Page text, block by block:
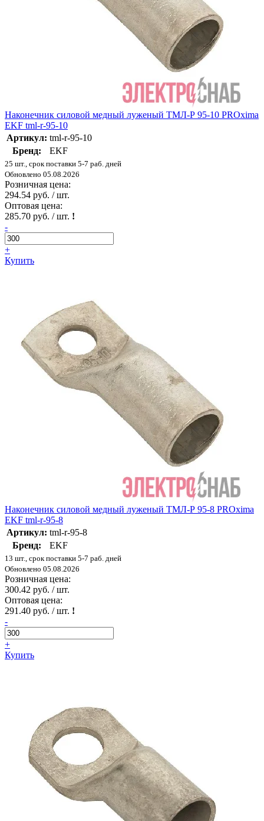
Наконечник силовой медный луженый ТМЛ-Р 95-10 PROxima
EKF tml-r-95-10
Артикул: tml-r-95-10
Бренд:
EKF
25 шт., срок поставки 5-7 раб. дней
Обновлено 05.08.2026
Розничная цена:
294.54 руб. / шт.
Оптовая цена:
285.70 руб. / шт. !
-
+
Купить
Наконечник силовой медный луженый ТМЛ-Р 95-8 PROxima
EKF tml-r-95-8
Артикул: tml-r-95-8
Бренд:
EKF
13 шт., срок поставки 5-7 раб. дней
Обновлено 05.08.2026
Розничная цена:
300.42 руб. / шт.
Оптовая цена:
291.40 руб. / шт. !
-
+
Купить